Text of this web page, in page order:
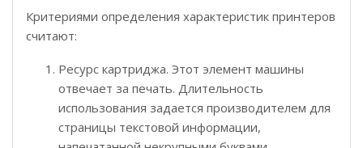
Критериями определения характеристик принтеров
считают:
Ресурс картриджа. Этот элемент машины
отвечает за печать. Длительность
использования задается производителем для
страницы текстовой информации,